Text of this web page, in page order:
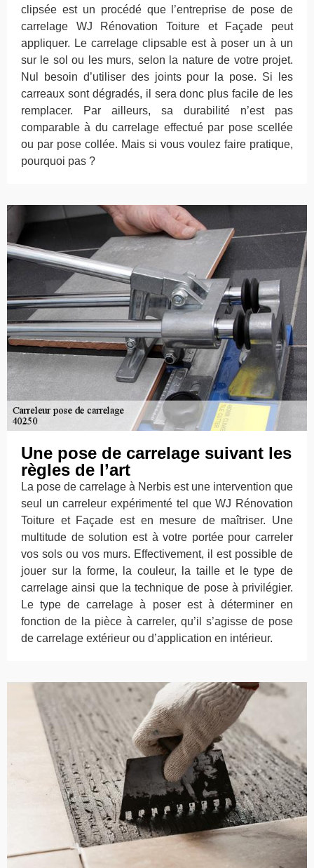
clipsée est un procédé que l’entreprise de pose de
carrelage WJ Rénovation Toiture et Façade peut
appliquer. Le carrelage clipsable est à poser un à un
sur le sol ou les murs, selon la nature de votre projet.
Nul besoin d’utiliser des joints pour la pose. Si les
carreaux sont dégradés, il sera donc plus facile de les
remplacer. Par ailleurs, sa durabilité n’est pas
comparable à du carrelage effectué par pose scellée
ou par pose collée. Mais si vous voulez faire pratique,
pourquoi pas ?
Une pose de carrelage suivant les
règles de l’art
La pose de carrelage à Nerbis est une intervention que
seul un carreleur expérimenté tel que WJ Rénovation
Toiture et Façade est en mesure de maîtriser. Une
multitude de solution est à votre portée pour carreler
vos sols ou vos murs. Effectivement, il est possible de
jouer sur la forme, la couleur, la taille et le type de
carrelage ainsi que la technique de pose à privilégier.
Le type de carrelage à poser est à déterminer en
fonction de la pièce à carreler, qu’il s’agisse de pose
de carrelage extérieur ou d’application en intérieur.